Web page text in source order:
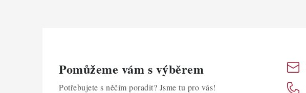
Pomůžeme vám s výběrem
Potřebujete s něčím poradit? Jsme tu pro vás!